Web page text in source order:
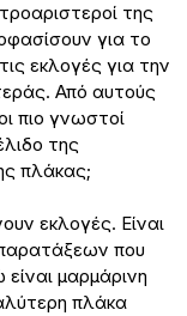
της
για το
εκλογές για την
Από αυτούς
πιο γνωστοί
της
πλάκας;
εκλογές. Είναι
που
μαρμάρινη
πλάκα